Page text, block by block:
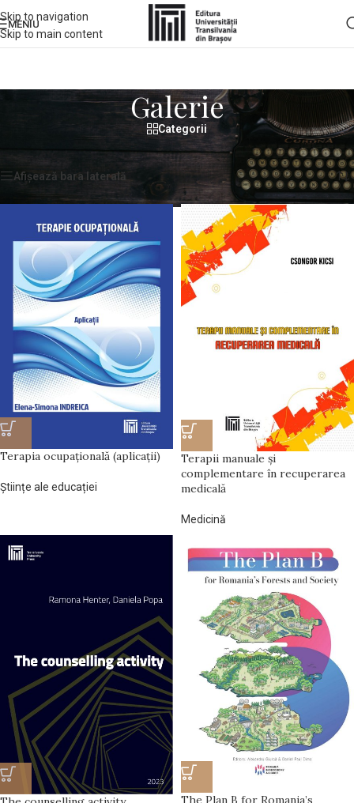
Skip to navigation
Skip to main content
MENIU
Galerie
Categorii
Afișez 205 - 216 din 218 rezultate
Afișează bara laterală
Terapia ocupațională (aplicații)
Științe ale educației
Terapii manuale și
complementare în recuperarea
medicală
Medicină
The Plan B for Romania’s